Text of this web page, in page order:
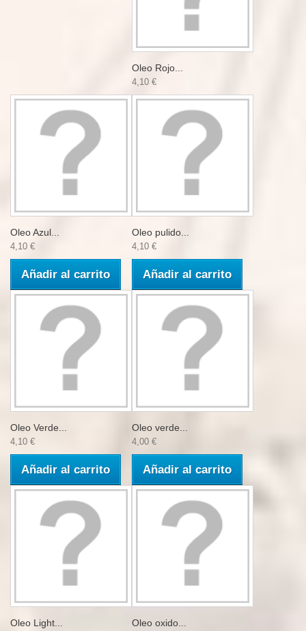
Oleo Rojo...
4,10 €
Oleo Azul...
4,10 €
Añadir al carrito
Oleo pulido...
4,10 €
Añadir al carrito
Oleo Verde...
4,10 €
Añadir al carrito
Oleo verde...
4,00 €
Añadir al carrito
Oleo Light... Oleo oxido...